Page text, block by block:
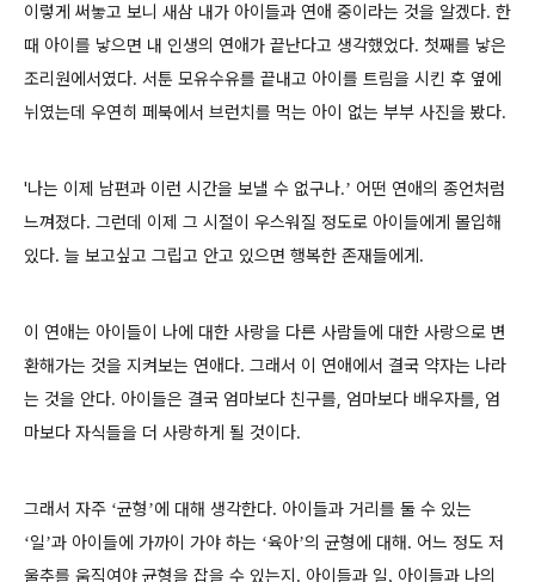
이렇게 써놓고 보니 새삼 내가 아이들과 연애 중이라는 것을 알겠다. 한
때 아이를 낳으면 내 인생의 연애가 끝난다고 생각했었다. 첫째를 낳은
조리원에서였다. 서툰 모유수유를 끝내고 아이를 트림을 시킨 후 옆에
뉘였는데 우연히 페북에서 브런치를 먹는 아이 없는 부부 사진을 봤다.
'나는 이제 남편과 이런 시간을 보낼 수 없구나.’ 어떤 연애의 종언처럼
느껴졌다. 그런데 이제 그 시절이 우스워질 정도로 아이들에게 몰입해
있다. 늘 보고싶고 그립고 안고 있으면 행복한 존재들에게.
이 연애는 아이들이 나에 대한 사랑을 다른 사람들에 대한 사랑으로 변
환해가는 것을 지켜보는 연애다. 그래서 이 연애에서 결국 약자는 나라
는 것을 안다. 아이들은 결국 엄마보다 친구를, 엄마보다 배우자를, 엄
마보다 자식들을 더 사랑하게 될 것이다.
그래서 자주 ‘균형’에 대해 생각한다. 아이들과 거리를 둘 수 있는
‘일’과 아이들에 가까이 가야 하는 ‘육아’의 균형에 대해. 어느 정도 저
울추를 움직여야 균형을 잡을 수 있는지. 아이들과 일, 아이들과 나의